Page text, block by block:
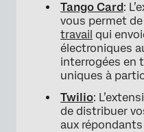
Tango Card:
vous permet
travail qui
électroniques
interrogées en
uniques à
Twilio:
de distribuer
aux répondants